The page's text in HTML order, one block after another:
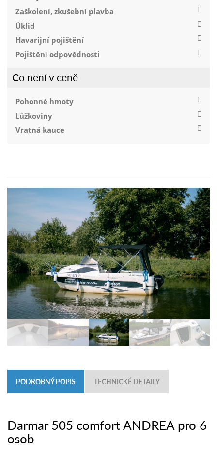
Zaškolení, zkušební plavba
Úklid
Havarijní pojištění
Pojištění odpovědnosti
Co není v ceně
Pohonné hmoty
Lůžkoviny
Vratná kauce
PODROBNÝ POPIS TECHNICKÉ DETAILY
Darmar 505 comfort ANDREA pro 6
osob